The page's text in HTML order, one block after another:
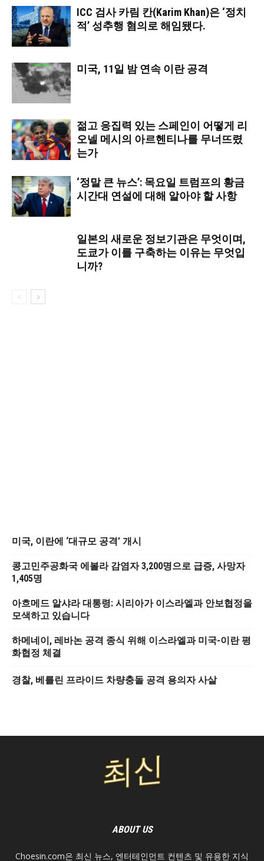
ICC 검사 카림 칸(Karim Khan)은 ‘정치
적’ 성추행 혐의로 해임됐다.
미국, 11일 밤 연속 이란 공격
젊고 응집력 있는 스페인이 어떻게 리
오넬 메시의 아르헨티나를 무너뜨렸
는가
‘정말 큰 뉴스’: 목요일 트럼프의 황금
시간대 연설에 대해 알아야 할 사항
일본의 새로운 정보기관은 무엇이며,
도쿄가 이를 구축하는 이유는 무엇입
니까?
미국, 이란에 ‘대규모 공격’ 개시
콩고민주공화국 에볼라 감염자 3,200명으로 급증, 사망자
1,405명
아흐메드 알샤라 대통령: 시리아가 이스라엘과 안보협정을
모색하고 있습니다
하메네이, 레바논 공격 종식 위해 이스라엘과 미국-이란 평
화협정 체결
경찰, 베를린 프라이드 차량충돌 공격 용의자 사살
ABOUT US
Choesin.com은 최신 뉴스, 엔터테인먼트 컨텐츠 및 유용한 지식